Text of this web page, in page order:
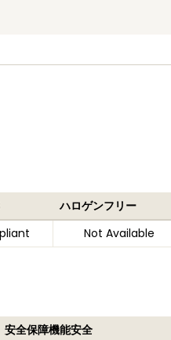
ハロゲンフリー
Not Available
安全保障機能安全